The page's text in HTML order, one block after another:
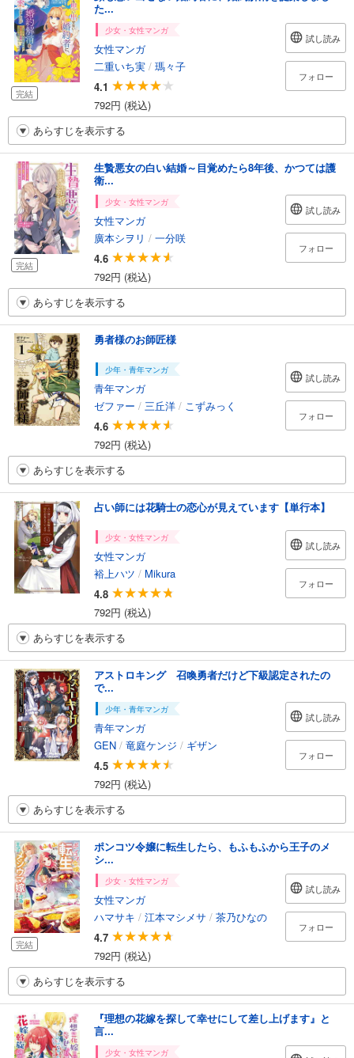
完結
た...
少女・女性マンガ
女性マンガ
二重いち実 / 瑪々子
4.1
792円 (税込)
試し読み
フォロー
あらすじを表示する
完結
生贄悪女の白い結婚～目覚めたら8年後、かつては護
衛...
少女・女性マンガ
女性マンガ
廣本シヲリ / 一分咲
4.6
792円 (税込)
試し読み
フォロー
あらすじを表示する
勇者様のお師匠様
少年・青年マンガ
青年マンガ
ゼファー / 三丘洋 / こずみっく
4.6
792円 (税込)
試し読み
フォロー
あらすじを表示する
占い師には花騎士の恋心が見えています【単行本】
少女・女性マンガ
女性マンガ
裕上ハツ / Mikura
4.8
792円 (税込)
試し読み
フォロー
あらすじを表示する
アストロキング 召喚勇者だけど下級認定されたの
で...
少年・青年マンガ
青年マンガ
GEN / 竜庭ケンジ / ギザン
4.5
792円 (税込)
試し読み
フォロー
あらすじを表示する
完結
ポンコツ令嬢に転生したら、もふもふから王子のメ
シ...
少女・女性マンガ
女性マンガ
ハマサキ / 江本マシメサ / 茶乃ひなの
4.7
792円 (税込)
試し読み
フォロー
あらすじを表示する
『理想の花嫁を探して幸せにして差し上げます』と
言...
少女・女性マンガ